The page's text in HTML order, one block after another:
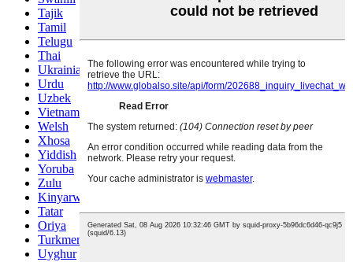
Tajik
Tamil
Telugu
Thai
Ukrainian
Urdu
Uzbek
Vietnamese
Welsh
Xhosa
Yiddish
Yoruba
Zulu
Kinyarwanda
Tatar
Oriya
Turkmen
Uyghur